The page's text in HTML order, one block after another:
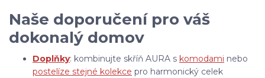
Naše doporučení pro váš
dokonalý domov
Doplňky: kombinujte skříň AURA s komodami nebo
postelíze stejné kolekce pro harmonický celek